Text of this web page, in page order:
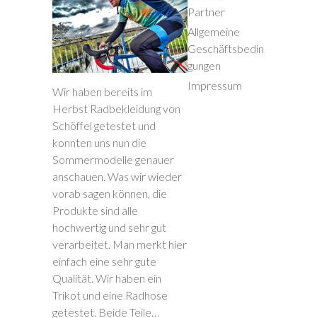
Wir haben bereits im
Herbst Radbekleidung von
Schöffel getestet und
konnten uns nun die
Sommermodelle genauer
anschauen. Was wir wieder
vorab sagen können, die
Produkte sind alle
hochwertig und sehr gut
verarbeitet. Man merkt hier
einfach eine sehr gute
Qualität. Wir haben ein
Trikot und eine Radhose
getestet. Beide Teile…
Partner
Allgemeine
Geschäftsbedin
gungen
Impressum